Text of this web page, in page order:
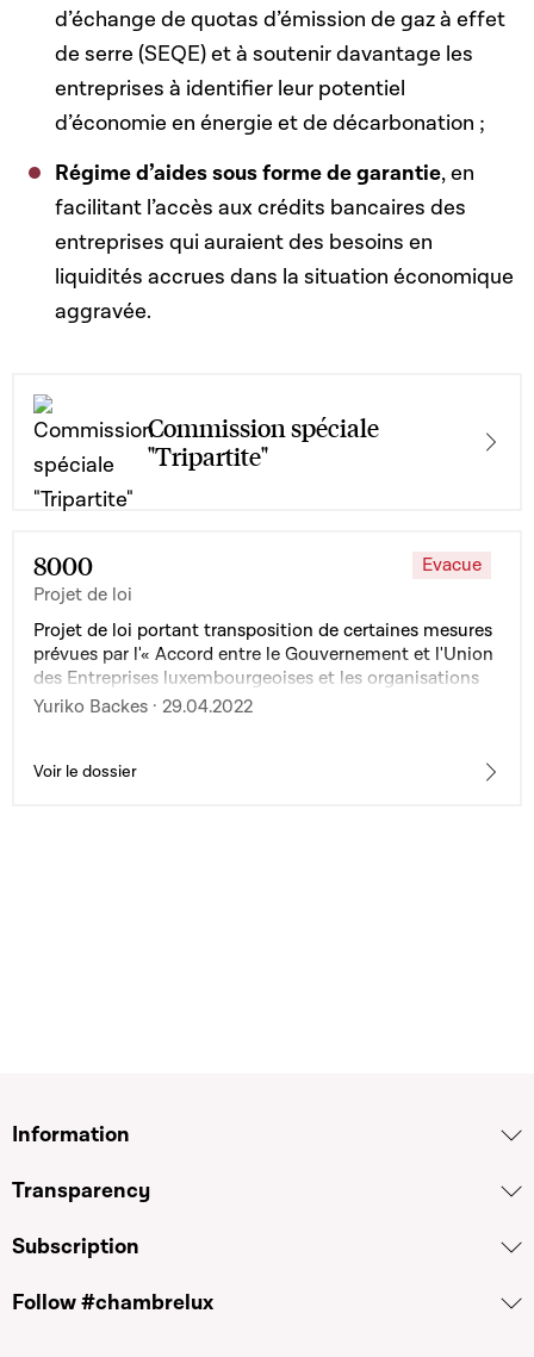
d’échange de quotas d’émission de gaz à effet
de serre (SEQE) et à soutenir davantage les
entreprises à identifier leur potentiel
d’économie en énergie et de décarbonation ;
Régime d’aides sous forme de garantie, en
facilitant l’accès aux crédits bancaires des
entreprises qui auraient des besoins en
liquidités accrues dans la situation économique
aggravée.
Commission spéciale
"Tripartite"
8000
Projet de loi
Evacue
Projet de loi portant transposition de certaines mesures
prévues par l'« Accord entre le Gouvernement et l'Union
des Entreprises luxembourgeoises et les organisations
syndicales LCGB et CGFP » du 31 mars 2022 et
conditions et modalités d'avancement des
Yuriko Backes · 29.04.2022
Voir le dossier
Information
Transparency
Subscription
Follow #chambrelux